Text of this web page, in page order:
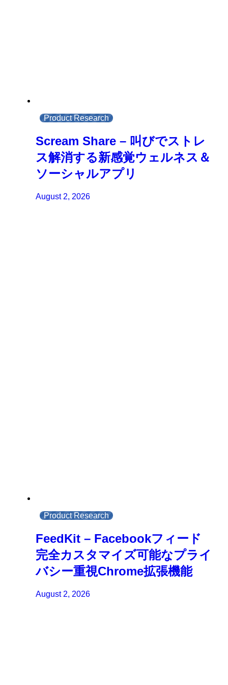
Product Research
Scream Share – 叫びでストレ
ス解消する新感覚ウェルネス＆
ソーシャルアプリ
August 2, 2026
Product Research
FeedKit – Facebookフィード
完全カスタマイズ可能なプライ
バシー重視Chrome拡張機能
August 2, 2026